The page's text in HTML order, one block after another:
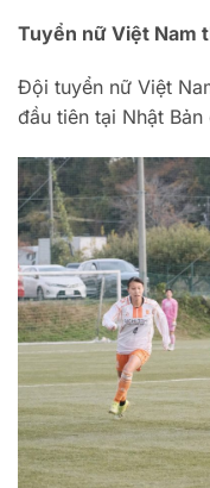
Tuyển nữ Việt Nam
Đội tuyển nữ Việt
đầu tiên tại Nhật